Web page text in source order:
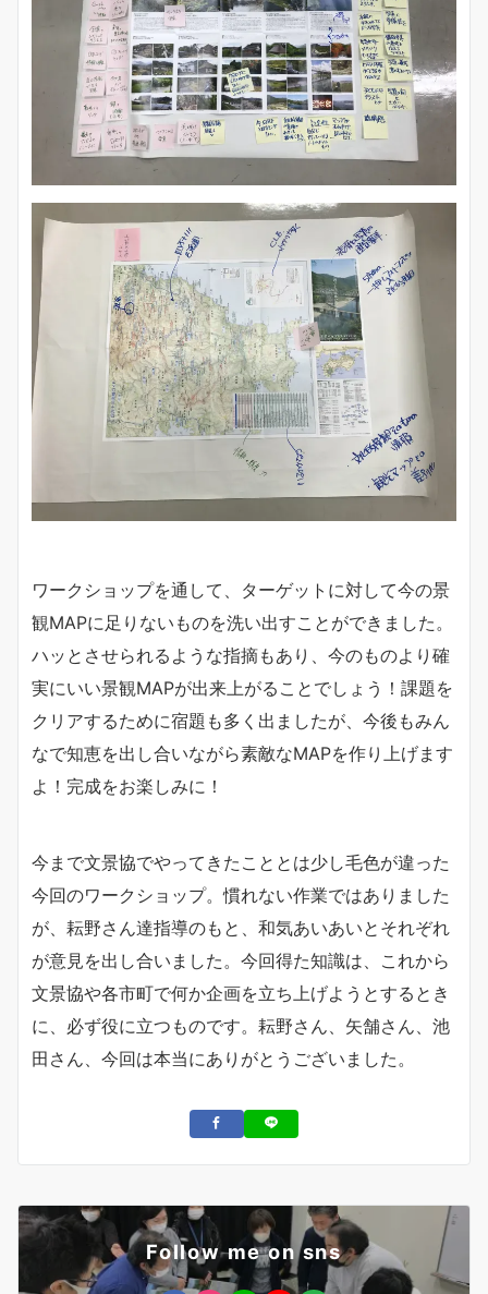
ワークショップを通して、ターゲットに対して今の景
観MAPに足りないものを洗い出すことができました。
ハッとさせられるような指摘もあり、今のものより確
実にいい景観MAPが出来上がることでしょう！課題を
クリアするために宿題も多く出ましたが、今後もみん
なで知恵を出し合いながら素敵なMAPを作り上げます
よ！完成をお楽しみに！
今まで文景協でやってきたこととは少し毛色が違った
今回のワークショップ。慣れない作業ではありました
が、耘野さん達指導のもと、和気あいあいとそれぞれ
が意見を出し合いました。今回得た知識は、これから
文景協や各市町で何か企画を立ち上げようとするとき
に、必ず役に立つものです。耘野さん、矢舗さん、池
田さん、今回は本当にありがとうございました。
Follow me on sns